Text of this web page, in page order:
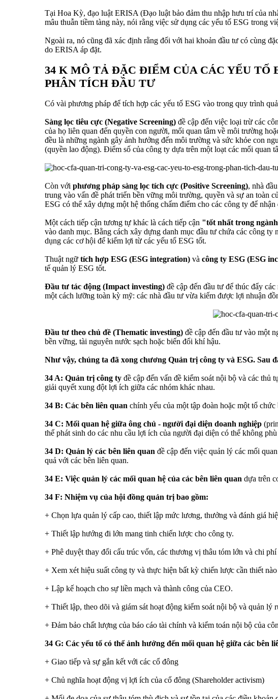
Tại Hoa Kỳ, đạo luật ERISA (Đạo luật bảo đảm thu nhập hưu trí của
mâu thuẫn tiềm tàng này, nói rằng việc sử dụng các yếu tố ESG trong
Ngoài ra, nó cũng đã xác định rằng đối với hai khoản đầu tư có cùng
do ERISA áp đặt.
34 K MÔ TẢ ĐẶC ĐIỂM CỦA CÁC YẾU TỐ
PHÂN TÍCH ĐẦU TƯ
Có vài phương pháp để tích hợp các yếu tố ESG vào trong quy trình
Sàng lọc tiêu cực (Negative Screening) đề cập đến việc loại trừ các
của họ liên quan đến quyền con người, mối quan tâm về môi trường
đều là những ngành gây ảnh hưởng đến môi trường và sức khỏe con
(quyền lao động). Điểm số của công ty dựa trên một loạt các mối quan
Còn với phương pháp sàng lọc tích cực (Positive Screening), nhà
trung vào vấn đề phát triển bền vững môi trường, quyền và sự an toàn
ESG có thể xây dựng một hệ thống chấm điểm cho các công ty để
Một cách tiếp cận tương tự khác là cách tiếp cận "tốt nhất trong
vào danh mục. Bằng cách xây dựng danh mục đầu tư chứa các công
dụng các cơ hội để kiếm lợi từ các yếu tố ESG tốt.
Thuật ngữ tích hợp ESG (ESG integration) và công ty ESG (ESG
tế quản lý ESG tốt.
Đầu tư tác động (Impact investing) đề cập đến đầu tư để thúc đẩy
một cách lưỡng toàn kỳ mỹ: các nhà đầu tư vừa kiếm được lợi nhuận
Đầu tư theo chủ đề (Thematic investing) đề cập đến đầu tư vào một
bền vững, tài nguyên nước sạch hoặc biến đổi khí hậu.
Như vậy, chúng ta đã xong chương Quản trị công ty và ESG. Sau
34 A: Quản trị công ty đề cập đến vấn đề kiểm soát nội bộ và các thủ
giải quyết xung đột lợi ích giữa các nhóm khác nhau.
34 B: Các bên liên quan chính yếu của một tập đoàn hoặc một tổ
34 C: Mối quan hệ giữa ông chủ - người đại diện doanh nghiệp
thể phát sinh do các nhu cầu lợi ích của người đại diện có thể không
34 D: Quản lý các bên liên quan đề cập đến việc quản lý các mối
quả với các bên liên quan.
34 E: Việc quản lý các mối quan hệ của các bên liên quan dựa trên
34 F: Nhiệm vụ của hội đồng quản trị bao gồm:
+ Chọn lựa quản lý cấp cao, thiết lập mức lương, thưởng và đánh giá
+ Thiết lập hướng đi lớn mang tinh chiến lược cho công ty.
+ Phê duyệt thay đổi cấu trúc vốn, các thương vị thâu tóm lớn và chi
+ Xem xét hiệu suất công ty và thực hiện bất kỳ chiến lược cần thiết
+ Lập kế hoạch cho sự liền mạch và thành công của CEO.
+ Thiết lập, theo dõi và giám sát hoạt động kiểm soát nội bộ và quản lý
+ Đảm bảo chất lượng của báo cáo tài chính và kiểm toán nội bộ của
34 G: Các yếu tố có thể ảnh hưởng đến mối quan hệ giữa các bên
+ Giao tiếp và sự gắn kết với các cổ đông
+ Chủ nghĩa hoạt động vị lợi ích của cổ đông (Shareholder activism)